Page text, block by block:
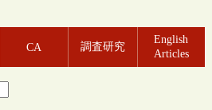
CA 調査研究
English
Articles